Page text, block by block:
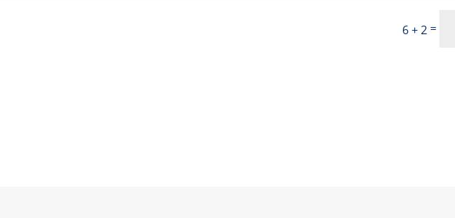
6 + 2 =